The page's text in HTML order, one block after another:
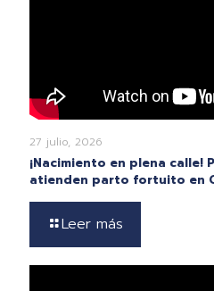
27 julio, 2026
¡Nacimiento en plena calle!
atienden parto fortuito en
Leer más